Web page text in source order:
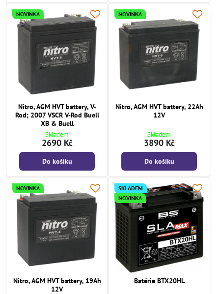
NOVINKA
Nitro, AGM HVT battery, V-
Rod; 2007 VSCR V-Rod Buell
XB & Buell
Skladem
2690 Kč
Do košíku
NOVINKA
Nitro, AGM HVT battery, 22Ah
12V
Skladem
3890 Kč
Do košíku
NOVINKA
Nitro, AGM HVT battery, 19Ah
12V
SKLADEM
NOVINKA
Batérie BTX20HL